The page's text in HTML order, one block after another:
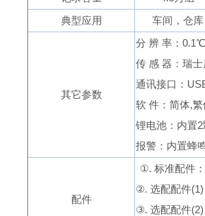
典型应用
车间，仓库
其它参数
分 辨 率： 0.1℃
传 感 器：瑞
通讯接口：
软 件：简体,繁
锂电池：内置2
报警：内置蜂
配件
①. 标准配件
②. 选配配件(1
③. 选配配件(2)